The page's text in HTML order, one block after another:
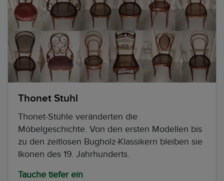
Thonet Stuhl
Thonet-Stühle veränderten die
Möbelgeschichte. Von den ersten Modellen bis
zu den zeitlosen Bugholz-Klassikern bleiben sie
Ikonen des 19. Jahrhunderts.
Tauche tiefer ein